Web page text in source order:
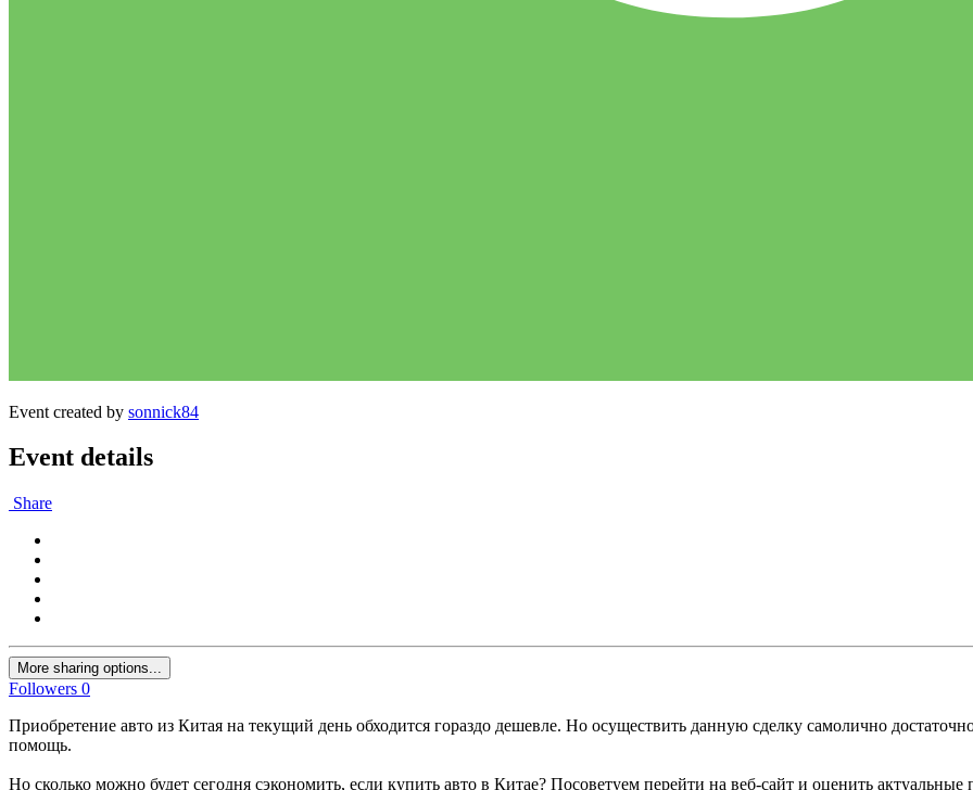
Event created by sonnick84
Event details
Share
More sharing options...
Followers 0
Приобретение авто из Китая на текущий день обходится гораздо дешевле. Но осуществить данную сделку самолично
помощь.
Но сколько можно будет сегодня сэкономить, если купить авто в Китае? Посоветуем перейти на веб-сайт и оценить